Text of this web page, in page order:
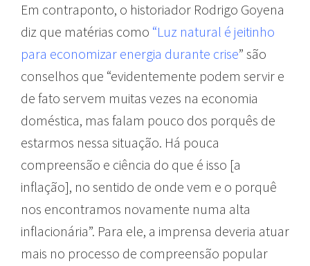
Em contraponto, o historiador Rodrigo Goyena
diz que matérias como “Luz natural é jeitinho
para economizar energia durante crise” são
conselhos que “evidentemente podem servir e
de fato servem muitas vezes na economia
doméstica, mas falam pouco dos porquês de
estarmos nessa situação. Há pouca
compreensão e ciência do que é isso [a
inflação], no sentido de onde vem e o porquê
nos encontramos novamente numa alta
inflacionária”. Para ele, a imprensa deveria atuar
mais no processo de compreensão popular